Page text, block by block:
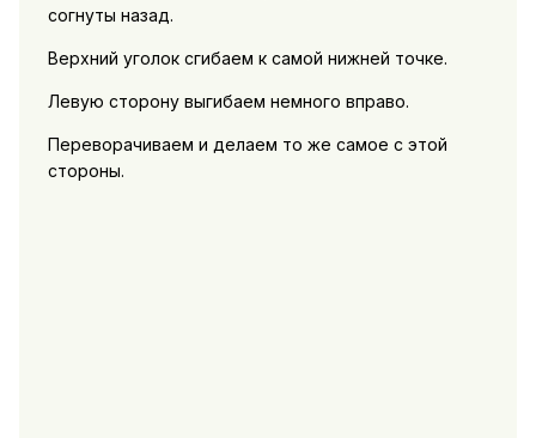
согнуты назад.
Верхний уголок сгибаем к самой нижней точке.
Левую сторону выгибаем немного вправо.
Переворачиваем и делаем то же самое с этой
стороны.